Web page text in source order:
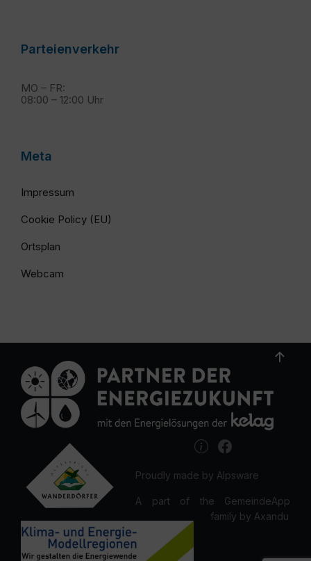
Parteienverkehr
MO – FR:
08:00 – 12:00 Uhr
Meta
Impressum
Cookie Policy (EU)
Ortsplan
Webcam
Proudly made by Alpsware
A part of the GemeindeApp
family by Axandu